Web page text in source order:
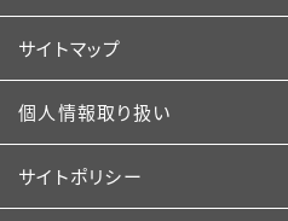
サイトマップ
個人情報取り扱い
サイトポリシー